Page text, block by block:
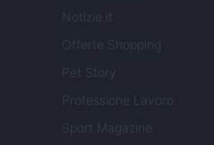
Notizie.it
Offerte Shopping
Pet Story
Professione Lavoro
Sport Magazine